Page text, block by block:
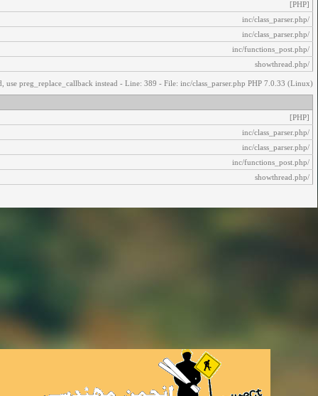
[PHP]
/inc/class_parser.php
/inc/class_parser.php
/inc/functions_post.php
/showthread.php
preg_replace_callback instead - Line: 389 - File: inc/class_parser.php PHP 7.0.33 (Linux)
[PHP]
/inc/class_parser.php
/inc/class_parser.php
/inc/functions_post.php
/showthread.php